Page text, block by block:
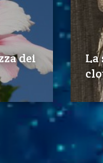
dei
La